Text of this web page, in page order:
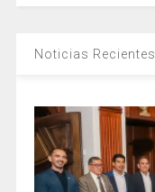
Noticias Recientes